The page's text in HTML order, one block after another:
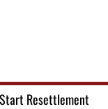
Start Resettlement